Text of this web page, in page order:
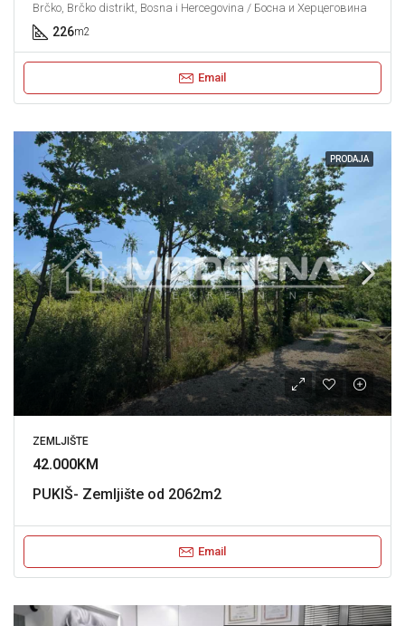
Brčko, Brčko distrikt, Bosna i Hercegovina / Босна и Херцеговина
226m2
Email
PRODAJA
ZEMLJIŠTE
42.000KM
PUKIŠ- Zemljište od 2062m2
Email